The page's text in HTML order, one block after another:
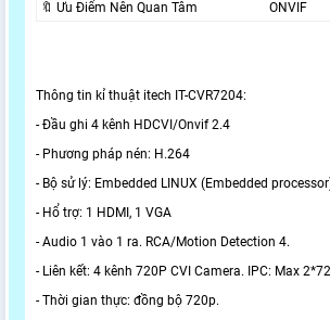
🔖 Ưu Điểm Nên Quan Tâm
ONVIF
Thông tin kỉ thuật itech IT-CVR7204:
- Đầu ghi 4 kênh HDCVI/Onvif 2.4
- Phương pháp nén: H.264
- Bộ sử lý: Embedded LINUX (Embedded
- Hổ trợ: 1 HDMI, 1 VGA
- Audio 1 vào 1 ra. RCA/Motion Detection 4.
- Liên kết: 4 kênh 720P CVI Camera. IPC: Max
- Thời gian thực: đồng bộ 720p.